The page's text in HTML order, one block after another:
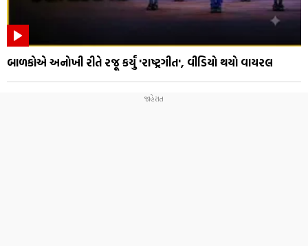
બાળકોએ અનોખી રીતે રજૂ કર્યું 'રાષ્ટ્રગીત', વીડિયો થયો વાયરલ